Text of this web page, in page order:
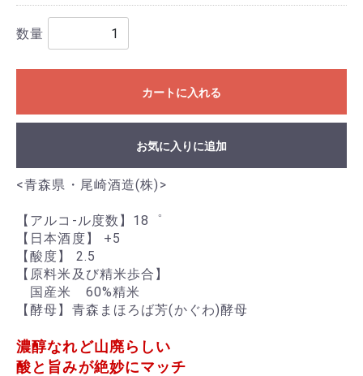
数量
カートに入れる
お気に入りに追加
<青森県・尾崎酒造(株)>
【アルコ-ル度数】18゜
【日本酒度】 +5
【酸度】 2.5
【原料米及び精米歩合】
国産米 60%精米
【酵母】青森まほろば芳(かぐわ)酵母
濃醇なれど山廃らしい
酸と旨みが絶妙にマッチ